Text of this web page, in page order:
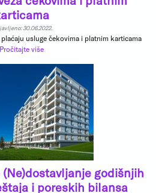
30.06.2022.
usluge čekovima i platnim karticama
Pročitajte više
godišnjih
i poreskih bilansa